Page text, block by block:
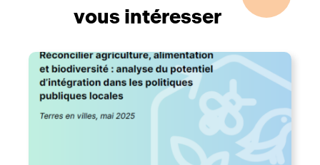
vous intéresser